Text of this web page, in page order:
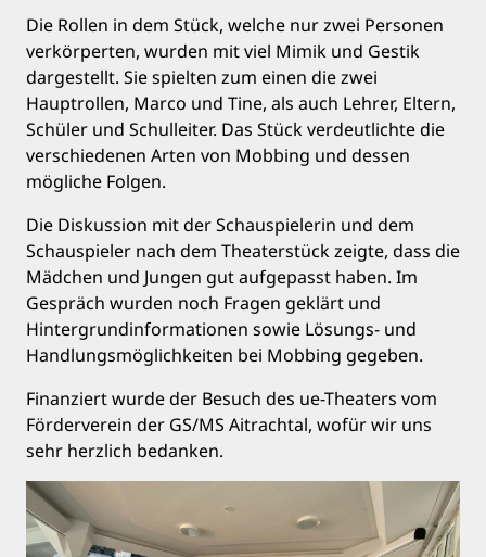
Die Rollen in dem Stück, welche nur zwei Personen
verkörperten, wurden mit viel Mimik und Gestik
dargestellt. Sie spielten zum einen die zwei
Hauptrollen, Marco und Tine, als auch Lehrer, Eltern,
Schüler und Schulleiter. Das Stück verdeutlichte die
verschiedenen Arten von Mobbing und dessen
mögliche Folgen.
Die Diskussion mit der Schauspielerin und dem
Schauspieler nach dem Theaterstück zeigte, dass die
Mädchen und Jungen gut aufgepasst haben. Im
Gespräch wurden noch Fragen geklärt und
Hintergrundinformationen sowie Lösungs- und
Handlungsmöglichkeiten bei Mobbing gegeben.
Finanziert wurde der Besuch des ue-Theaters vom
Förderverein der GS/MS Aitrachtal, wofür wir uns
sehr herzlich bedanken.